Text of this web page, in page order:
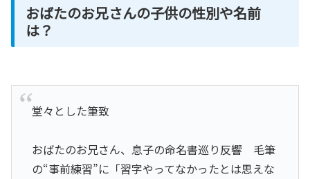
おばたのお兄さんの子供の性別や名前
は？
堂々とした筆致
おばたのお兄さん、息子の命名書巡り反響 毛筆
の“事前練習”に「習字やってなかったとは思えな